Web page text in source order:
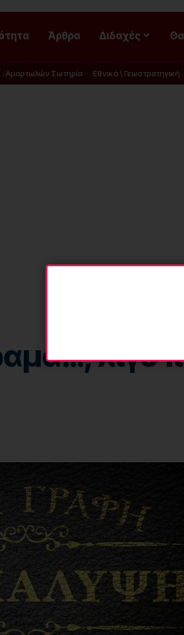
Άρθρα Διδαχές
Αμαρτωλών Σωτηρία Εθνικά \ Γεωστρατηγική
λίγο